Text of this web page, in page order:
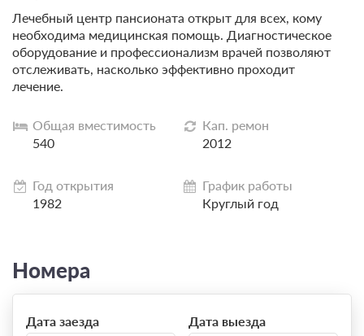
Лечебный центр пансионата открыт для всех, кому
необходима медицинская помощь. Диагностическое
оборудование и профессионализм врачей позволяют
отслеживать, насколько эффективно проходит
лечение.
Общая вместимость
540
Кап. ремон
2012
Год открытия
1982
График работы
Круглый год
Номера
Дата заезда Дата выезда